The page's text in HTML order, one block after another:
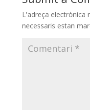
L'adreça electrònica
necessaris estan